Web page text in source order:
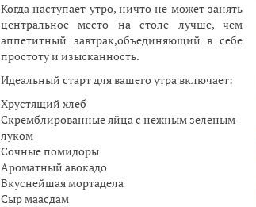
Когда наступает утро, ничто не может занять
центральное место на столе лучше, чем
аппетитный завтрак,объединяющий в себе
простоту и изысканность.
Идеальный старт для вашего утра включает:
Хрустящий хлеб
Скремблированные яйца с нежным зеленым
луком
Сочные помидоры
Ароматный авокадо
Вкуснейшая мортадела
Сыр маасдам